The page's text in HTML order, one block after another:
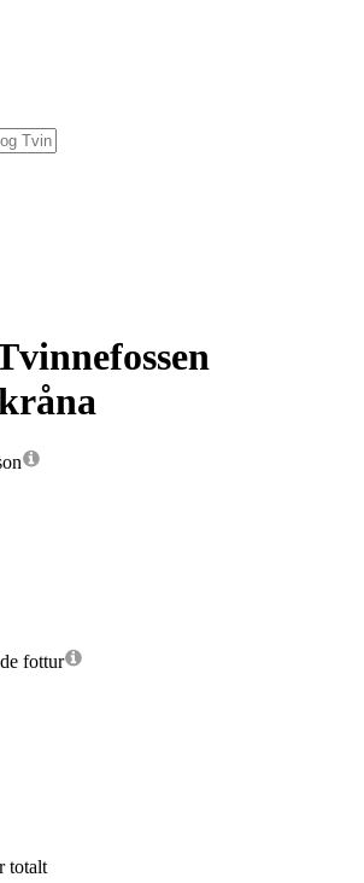
fottur
totalt